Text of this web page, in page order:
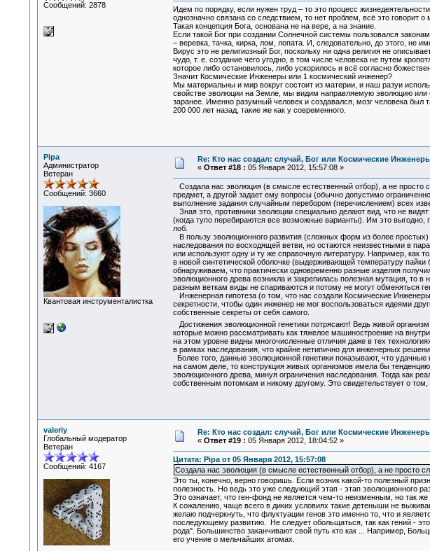
Сообщений: 2878
Идем по порядку, если нужен труд – то это процесс
однозначно связана со следствием, то нет проблем, всё это говорит о
Такая концепция Бога, основана не на вере, а на знание.
Если такой Бог при создании Солнечной системы пользовался
– веревка, тачка, кирка, лом, лопата. И, следовательно, до этого, не
Вирус это не религиозный Бог, поскольку ни одна религия не
чудо, т. е. создание чего угодно, в том числе человека не путем
которое либо остановилось, либо ускорилось и всё согласно
Значит Космические Инженеры или 1 космический инженер?
Мы материальны и мир вокруг состоит из материи, и наш разуи
свойстве эволюции на Земле, мы видим направляемую эволюцию или
заранее. Именно разумный человек и создавался, мозг человека
200 000 лет назад, такие же как у современного.
Pipa
Администратор
Ветеран
Сообщений: 3660
Квантовая инструменталистка
Re: Кто нас создал: случай, Бог или Космические
« Ответ #18 : 05 Января 2012, 15:57:08 »
Создала нас эволюция (в смысле естественный отбор), а не просто
предмет, а другой задает ему вопросы (обычно допустимо
выполнение задания случайным перебором (перечислением) всех
Зная это, противники эволюции специально делают вид, что не
(когда тупо перебираются все возможные варианты). Им это
лоб.
В пользу эволюционного развития (сложных форм из более простых)
наследования по восходящей ветви, но остаются неизвестными в
или используют одну и ту же справочную литературу. Например, как
в новой синтетической оболочке (выдерживающей температуру
обнаруживаем, что практически одновременно разные изделия
эволюционного древа возникла и закрепилась полезная мутация, то
разным веткам виды не спариваются и потому не могут обменяться
Инженерная гипотеза (о том, что нас создали Космические
секретности, чтобы один инженер не мог воспользоваться идеями
собственные секреты от себя самого.
Достижения эволюционной генетики потрясают! Ведь живой организм
которые можно рассматривать как тяжелое машиностроение на
на этом уровне видны многочисленные отличия даже в тех
в рамках наследования, что крайне нетипично для инженерных
Более того, данные эволюционной генетики показывают, что
на самом деле, то конструкция живых организмов имела бы
эволюционного древа, минуя ограничения наследования. Тогда как
собственным потомкам и никому другому. Это свидетельствует о
valeriy
Глобальный модератор
Ветеран
Сообщений: 4167
Re: Кто нас создал: случай, Бог или Космические
« Ответ #19 : 05 Января 2012, 18:04:52 »
Цитата: Pipa от 05 Января 2012, 15:57:08
Создала нас эволюция (в смысле естественный отбор), а не просто
Это ты, конечно, верно говоришь. Если возник какой-то полезный
полезность. Но ведь это уже следующий этап - этап эволюционного
Это означает, что ген-фонд не является чем-то неизменным, но так
К сожалению, чаще всего в диких условиях такие детеныши не
желаю подчеркнуть, что флуктуации генов это именно то, что и
последующему развитию. Не следует обольщаться, так как гений -
рода". Большинство заканчивают свой путь кто как ... Например,
его учение о мельчайших атомах.